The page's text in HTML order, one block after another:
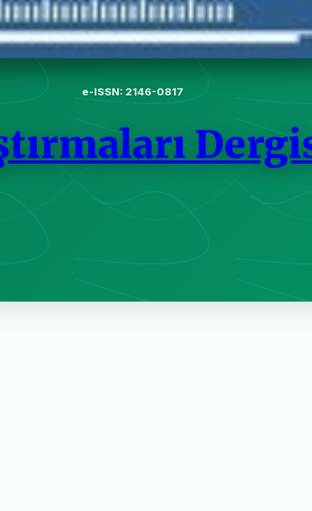
e-ISSN: 2146-0817